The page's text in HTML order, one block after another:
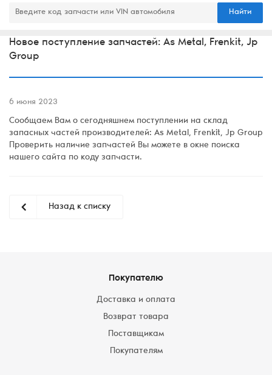
Найти
Новое поступление запчастей: As Metal, Frenkit, Jp
Group
6 июня 2023
Сообщаем Вам о сегодняшнем поступлении на склад
запасных частей производителей: As Metal, Frenkit, Jp Group
Проверить наличие запчастей Вы можете в окне поиска
нашего сайта по коду запчасти.
Назад к списку
Покупателю
Доставка и оплата
Возврат товара
Поставщикам
Покупателям